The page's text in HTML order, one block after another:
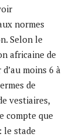
normes
Selon le
africaine de
moins 6 à
de
vestiaires,
compte que
le stade